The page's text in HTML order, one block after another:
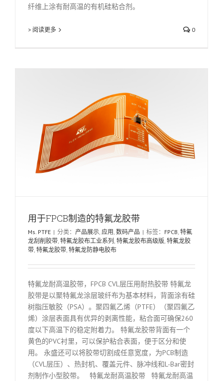
纤维上涂有耐高温的有机硅粘合剂。
> 阅读更多 0
用于FPCB制造的特氟龙胶带
Ms. PTFE | 分类： 产品展示, 应用, 数码产品 | 标签： FPCB, 特氟
龙刮削胶带, 特氟龙胶布工业系列 , 特氟龙胶布高级版, 特氟龙胶
带, 特氟龙胶带, 特氟龙防静电胶布
特氟龙耐高温胶带，FPCB CVL层压用耐热胶带 特氟龙
胶带是以聚特氟龙涂层玻纤布为基本材料，背面涂有硅
树脂压敏胶（PSA）。聚四氟乙烯（PTFE）（聚四氟乙
烯）涂层表面具有优异的剥离性能，粘合面可确保260
度以下高温下的稳定附着力。 特氟龙胶带背面有一个
黄色的PVC衬里，可以保护粘合表面，便于区分和使
用。 永盛还可以将胶带切割成任意宽度，为PCB制造
（CVL层压）、热封机、覆盖元件、脉冲线和L-Bar密封
剂制作小型胶带。 特氟龙耐高温胶带 特氟龙耐高温